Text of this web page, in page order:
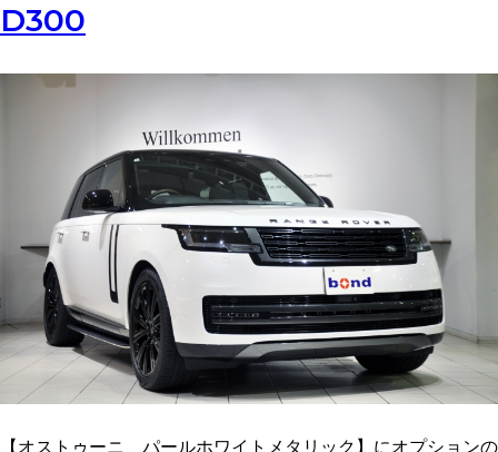
D300
【オストゥーニ パールホワイトメタリック】にオプションの